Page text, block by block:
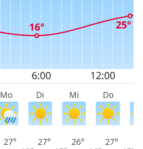
Mo Di Mi Do
27°
27°
26°
27°